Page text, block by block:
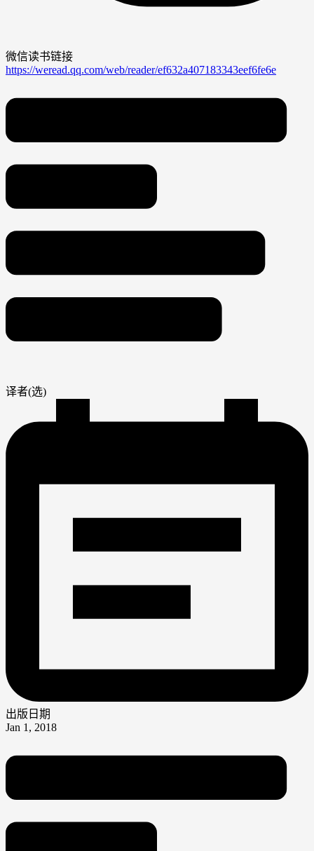
微信读书链接
https://weread.qq.com/web/reader/ef632a407183343eef6fe6e
译者(选)
出版日期
Jan 1, 2018